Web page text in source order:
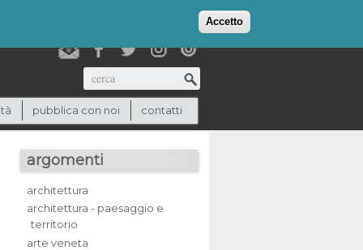
Accetto
(0)
Cerca
pubblica con noi contatti
argomenti
architettura
architettura - paesaggio e
territorio
arte veneta